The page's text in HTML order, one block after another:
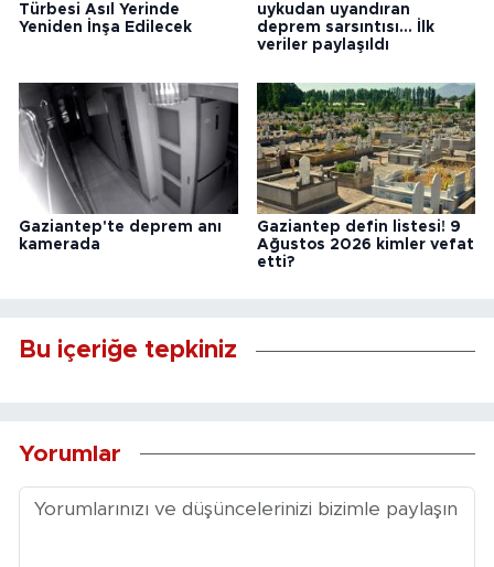
Türbesi Asıl Yerinde
Yeniden İnşa Edilecek
uykudan uyandıran
deprem sarsıntısı... İlk
veriler paylaşıldı
Gaziantep'te deprem anı
kamerada
Gaziantep defin listesi! 9
Ağustos 2026 kimler vefat
etti?
Bu içeriğe tepkiniz
Yorumlar